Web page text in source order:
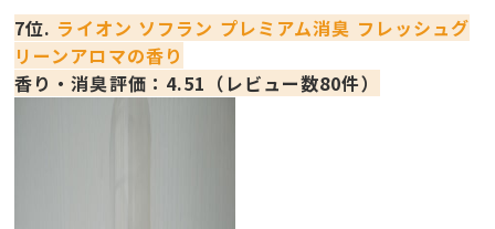
7位. ライオン ソフラン プレミアム消臭 フレッシュグ
リーンアロマの香り
香り・消臭評価：4.51（レビュー数80件）